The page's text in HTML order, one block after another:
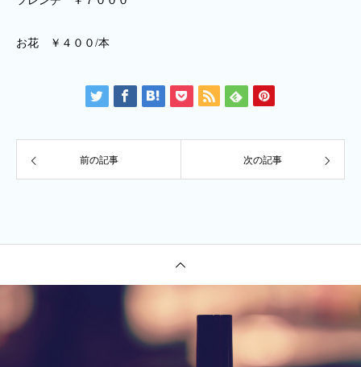
お花 ￥４００/本
前の記事 次の記事